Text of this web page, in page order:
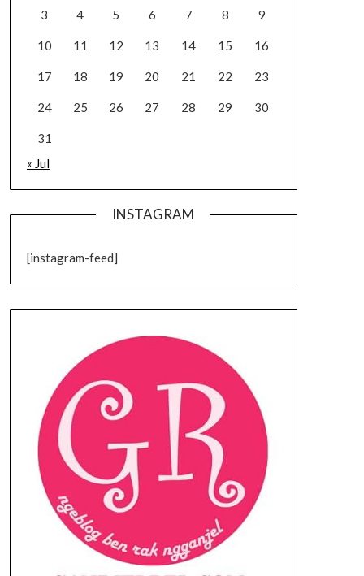
3 4 5 6 7 8 9
10 11 12 13 14 15 16
17 18 19 20 21 22 23
24 25 26 27 28 29 30
31
« Jul
INSTAGRAM
[instagram-feed]